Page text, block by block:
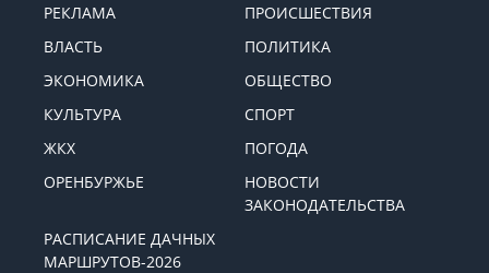
РЕКЛАМА
ПРОИСШЕСТВИЯ
ВЛАСТЬ
ПОЛИТИКА
ЭКОНОМИКА
ОБЩЕСТВО
КУЛЬТУРА
СПОРТ
ЖКХ
ПОГОДА
ОРЕНБУРЖЬЕ
НОВОСТИ
ЗАКОНОДАТЕЛЬСТВА
РАСПИСАНИЕ ДАЧНЫХ
МАРШРУТОВ-2026